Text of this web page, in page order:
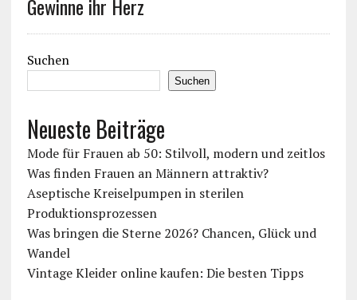
Gewinne ihr Herz
Suchen
Suchen
Neueste Beiträge
Mode für Frauen ab 50: Stilvoll, modern und zeitlos
Was finden Frauen an Männern attraktiv?
Aseptische Kreiselpumpen in sterilen
Produktionsprozessen
Was bringen die Sterne 2026? Chancen, Glück und
Wandel
Vintage Kleider online kaufen: Die besten Tipps